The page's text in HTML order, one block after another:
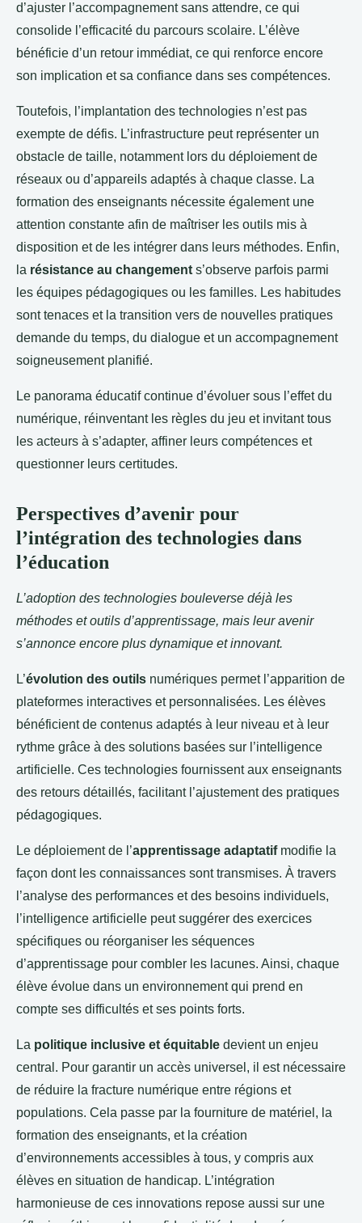
d’ajuster l’accompagnement sans attendre, ce qui
consolide l’efficacité du parcours scolaire. L’élève
bénéficie d’un retour immédiat, ce qui renforce encore
son implication et sa confiance dans ses compétences.
Toutefois, l’implantation des technologies n’est pas
exempte de défis. L’infrastructure peut représenter un
obstacle de taille, notamment lors du déploiement de
réseaux ou d’appareils adaptés à chaque classe. La
formation des enseignants nécessite également une
attention constante afin de maîtriser les outils mis à
disposition et de les intégrer dans leurs méthodes. Enfin,
la résistance au changement s’observe parfois parmi
les équipes pédagogiques ou les familles. Les habitudes
sont tenaces et la transition vers de nouvelles pratiques
demande du temps, du dialogue et un accompagnement
soigneusement planifié.
Le panorama éducatif continue d’évoluer sous l’effet du
numérique, réinventant les règles du jeu et invitant tous
les acteurs à s’adapter, affiner leurs compétences et
questionner leurs certitudes.
Perspectives d’avenir pour
l’intégration des technologies dans
l’éducation
L’adoption des technologies bouleverse déjà les
méthodes et outils d’apprentissage, mais leur avenir
s’annonce encore plus dynamique et innovant.
L’évolution des outils numériques permet l’apparition de
plateformes interactives et personnalisées. Les élèves
bénéficient de contenus adaptés à leur niveau et à leur
rythme grâce à des solutions basées sur l’intelligence
artificielle. Ces technologies fournissent aux enseignants
des retours détaillés, facilitant l’ajustement des pratiques
pédagogiques.
Le déploiement de l’apprentissage adaptatifmodifie la
façon dont les connaissances sont transmises. À travers
l’analyse des performances et des besoins individuels,
l’intelligence artificielle peut suggérer des exercices
spécifiques ou réorganiser les séquences
d’apprentissage pour combler les lacunes. Ainsi, chaque
élève évolue dans un environnement qui prend en
compte ses difficultés et ses points forts.
La politique inclusive et équitable devient un enjeu
central. Pour garantir un accès universel, il est nécessaire
de réduire la fracture numérique entre régions et
populations. Cela passe par la fourniture de matériel, la
formation des enseignants, et la création
d’environnements accessibles à tous, y compris aux
élèves en situation de handicap. L’intégration
harmonieuse de ces innovations repose aussi sur une